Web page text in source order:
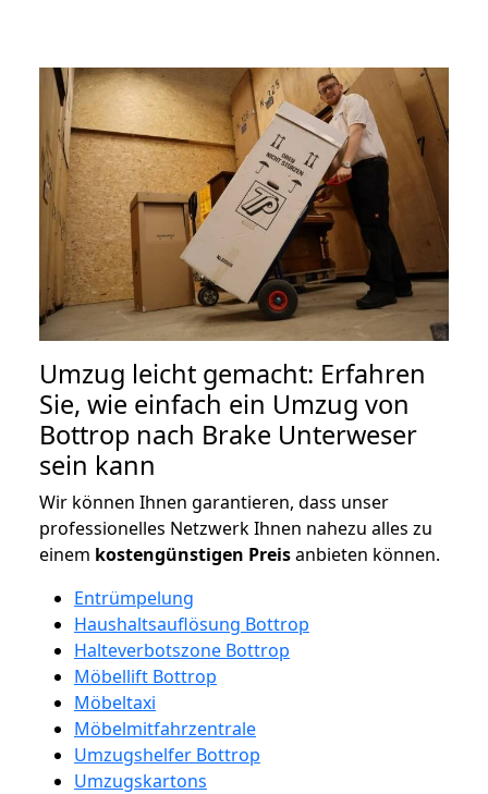
Umzug leicht gemacht: Erfahren
Sie, wie einfach ein Umzug von
Bottrop nach Brake Unterweser
sein kann
Wir können Ihnen garantieren, dass unser
professionelles Netzwerk Ihnen nahezu alles zu
einem kostengünstigen Preisanbieten können.
Entrümpelung
Haushaltsauflösung Bottrop
Halteverbotszone Bottrop
Möbellift Bottrop
Möbeltaxi
Möbelmitfahrzentrale
Umzugshelfer Bottrop
Umzugskartons